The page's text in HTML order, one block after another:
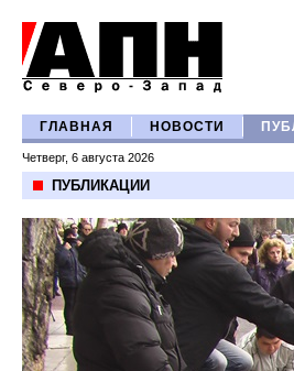
ГЛАВНАЯ НОВОСТИ
Четверг, 6 августа 2026
ПУБЛИКАЦИИ